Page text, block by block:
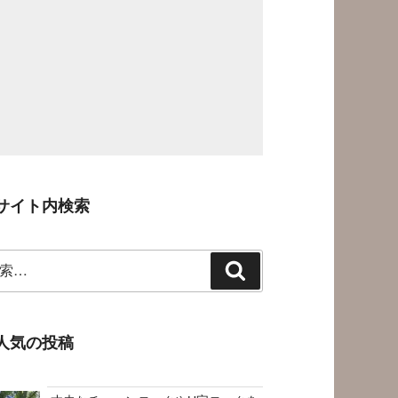
イト内検索
索
気の投稿